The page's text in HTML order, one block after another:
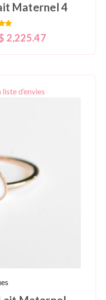
Maternel 4
2,225.47
d’envies